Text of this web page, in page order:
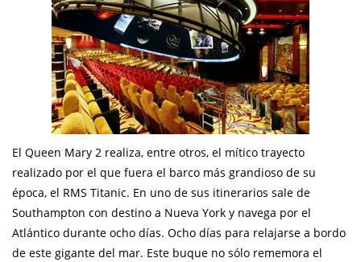
El Queen Mary 2 realiza, entre otros, el mítico trayecto
realizado por el que fuera el barco más grandioso de su
época, el RMS Titanic. En uno de sus itinerarios sale de
Southampton con destino a Nueva York y navega por el
Atlántico durante ocho días. Ocho días para relajarse a bordo
de este gigante del mar. Este buque no sólo rememora el